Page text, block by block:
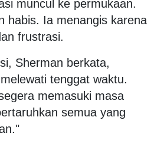
muncul ke permukaan.
habis. Ia menangis karena
frustrasi.
Sherman berkata,
tenggat waktu.
memasuki masa
semua yang